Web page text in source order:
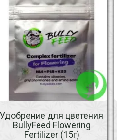
Удобрение для цветения
BullyFeed Flowering
Fertilizer (15г)